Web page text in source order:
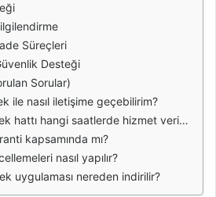
Süreçleri
Desteği
Sorular)
ile nasıl iletişime geçebilirim?
hattı hangi saatlerde hizmet veriyor?
kapsamında mı?
nasıl yapılır?
uygulaması nereden indirilir?